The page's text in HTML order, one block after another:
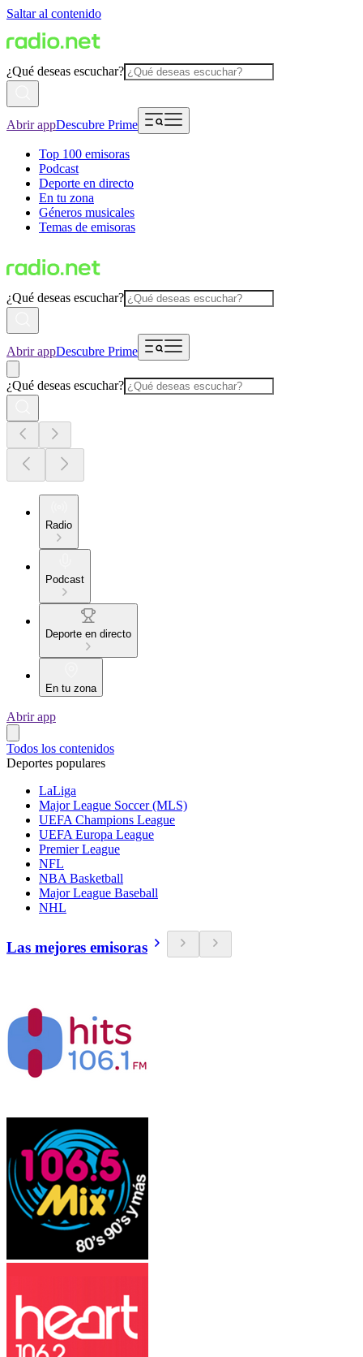
Saltar al contenido
¿Qué deseas escuchar?
Abrir appDescubre Prime
Top 100 emisoras
Podcast
Deporte en directo
En tu zona
Géneros musicales
Temas de emisoras
¿Qué deseas escuchar?
Abrir appDescubre Prime
¿Qué deseas escuchar?
Radio
Podcast
Deporte en directo
En tu zona
Abrir app
Todos los contenidos
Deportes populares
LaLiga
Major League Soccer (MLS)
UEFA Champions League
UEFA Europa League
Premier League
NFL
NBA Basketball
Major League Baseball
NHL
Las mejores emisoras